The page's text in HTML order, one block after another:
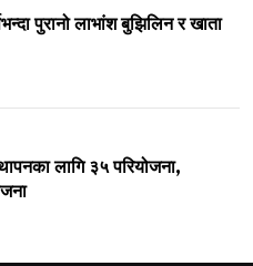
पुरानो लाभांश बुझिलिन र खाता
लागि ३५ परियोजना,